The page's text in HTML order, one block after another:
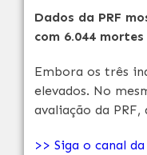
Dados da PRF
com 6.044
Embora os três
elevados. No
avaliação da
>> Siga o canal da